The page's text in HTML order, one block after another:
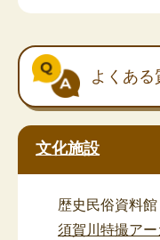
よくある
文化施設
歴史民俗資料館
須賀川特撮ア